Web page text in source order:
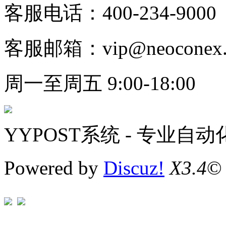
客服电话：400-234-9000
客服邮箱：
周一至周五 9:00-18:00
YYPOST系统 - 专业自动
Powered by Discuz! X3.4©